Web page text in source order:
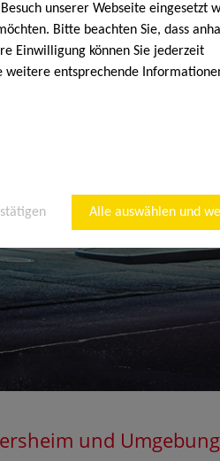
unserer Webseite eingesetzt
Bitte beachten Sie, dass
Einwilligung können Sie jederzeit
weitere entsprechende
Alle auswählen und
und Umgebung